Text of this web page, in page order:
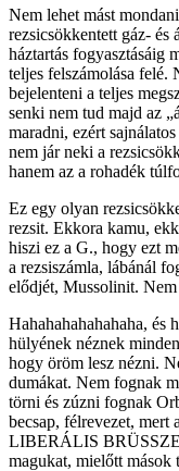
Nem lehet mást
rezsicsökkentett gáz- és
háztartás fogyasztásáig
teljes felszámolása felé.
bejelenteni a teljes
senki nem tud majd az
maradni, ezért
nem jár neki a
hanem az a rohadék
Ez egy olyan
rezsit. Ekkora kamu,
hiszi ez a G., hogy ezt
a rezsiszámla, lábánál
elődjét, Mussolinit.
Hahahahahahahaha, és
hülyének néznek
hogy öröm lesz nézni.
dumákat. Nem fognak
törni és zúzni fognak
becsap, félrevezet, mert
LIBERÁLIS
magukat, mielőtt mások